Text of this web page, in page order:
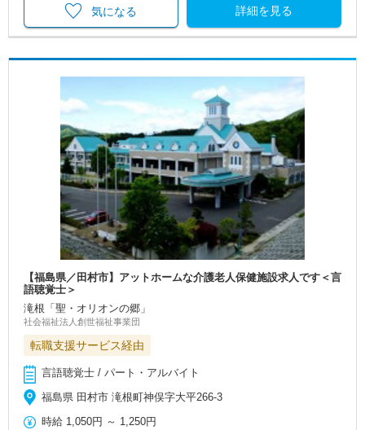
詳細を見る
気になる
【福島県／田村市】アットホームな介護老人保健施設求人です＜言
語聴覚士＞
滝根「聖・オリオンの郷」
社会福祉法人創世福祉事業団
転職支援サービス経由
言語聴覚士 / パート・アルバイト
福島県 田村市 滝根町神俣字大平266-3
時給 1,050円 ～ 1,250円